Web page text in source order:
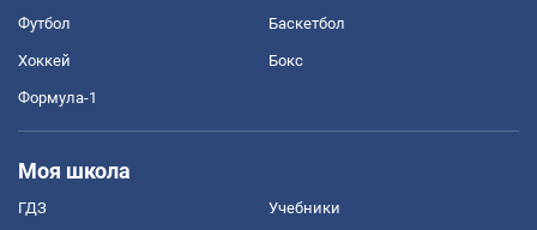
Футбол Баскетбол
Хоккей Бокс
Формула-1
Моя школа
ГДЗ Учебники